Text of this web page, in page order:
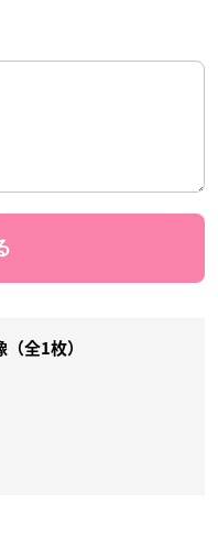
全1枚）